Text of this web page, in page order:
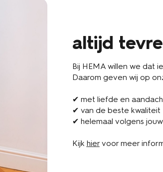
altijd
Bij HEMA willen we dat
Daarom geven wij op
✔ met liefde en
✔ van de beste kwaliteit
✔ helemaal volgens
Kijk hiervoor meer